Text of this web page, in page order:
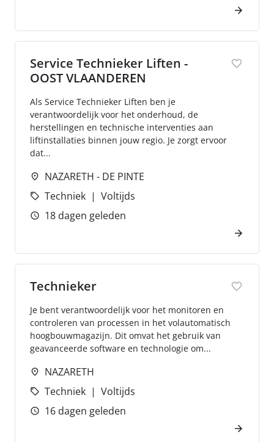
Service Technieker Liften -
OOST VLAANDEREN
Als Service Technieker Liften ben je
verantwoordelijk voor het onderhoud, de
herstellingen en technische interventies aan
liftinstallaties binnen jouw regio. Je zorgt ervoor
dat...
NAZARETH - DE PINTE
Techniek
Voltijds
18 dagen geleden
Technieker
Je bent verantwoordelijk voor het monitoren en
controleren van processen in het volautomatisch
hoogbouwmagazijn. Dit omvat het gebruik van
geavanceerde software en technologie om...
NAZARETH
Techniek
Voltijds
16 dagen geleden